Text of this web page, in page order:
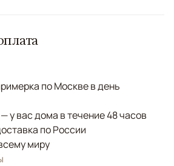
по Москве в день
у вас дома в течение 48 часов
по России
миру